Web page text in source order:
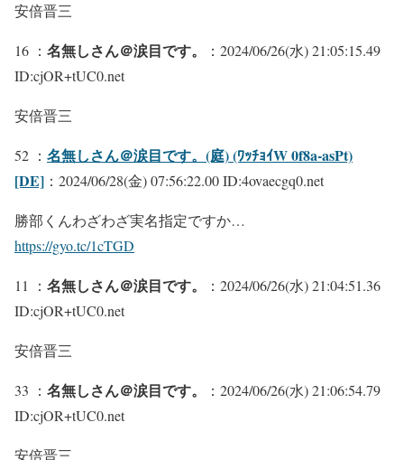
安倍晋三
16 ： 名無しさん＠涙目です。
：2024/06/26(水) 21:05:15.49
ID:cjOR+tUC0.net
安倍晋三
52 ： 名無しさん＠涙目です。(庭) (ﾜｯﾁｮｲW 0f8a-asPt)
[DE] ：2024/06/28(金) 07:56:22.00 ID:4ovaecgq0.net
勝部くんわざわざ実名指定ですか…
https://gyo.tc/1cTGD
11 ： 名無しさん＠涙目です。
：2024/06/26(水) 21:04:51.36
ID:cjOR+tUC0.net
安倍晋三
33 ： 名無しさん＠涙目です。
：2024/06/26(水) 21:06:54.79
ID:cjOR+tUC0.net
安倍晋三